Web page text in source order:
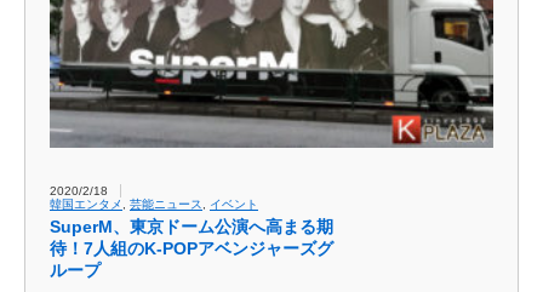
2020/2/18
韓国エンタメ
芸能ニュース イベント
SuperM、東京ドーム公演へ高まる期
待！7人組のK-POPアベンジャーズグ
ループ